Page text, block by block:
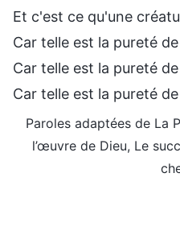
Et c'est ce qu'une
Car telle est la pureté
Car telle est la pureté
Car telle est la pureté
Paroles adaptées de La
l’œuvre de Dieu, Le